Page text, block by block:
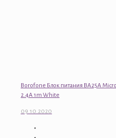
Borofone Блок питания BA25A Micro
2.4A 1m White
09.10.2020